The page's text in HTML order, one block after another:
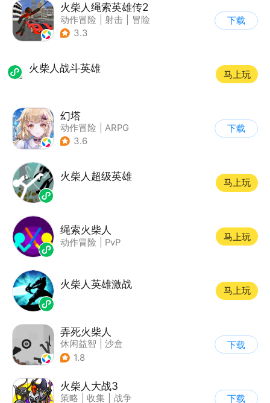
火柴人绳索英雄传2
动作冒险 射击
冒险
| 开放世界
3.3
下载
火柴人战斗英雄
马上玩
幻塔
动作冒险
ARPG
| 奇幻
3.6
下载
火柴人超级英雄
马上玩
绳索火柴人
动作冒险 PvP
马上玩
火柴人英雄激战
马上玩
弄死火柴人
休闲益智
沙盒
| 火柴人
1.8
下载
火柴人大战3
策略 收集
战争
下载